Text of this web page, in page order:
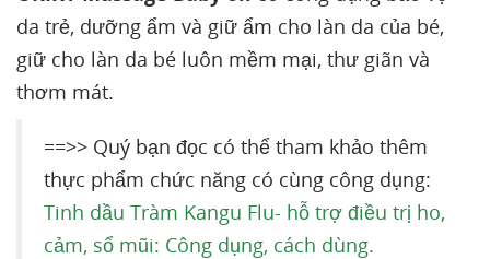
da trẻ, dưỡng ẩm và giữ ẩm cho làn da của bé,
giữ cho làn da bé luôn mềm mại, thư giãn và
thơm mát.
==>> Quý bạn đọc có thể tham khảo thêm
thực phẩm chức năng có cùng công dụng:
Tinh dầu Tràm Kangu Flu- hỗ trợ điều trị ho,
cảm, sổ mũi: Công dụng, cách dùng.